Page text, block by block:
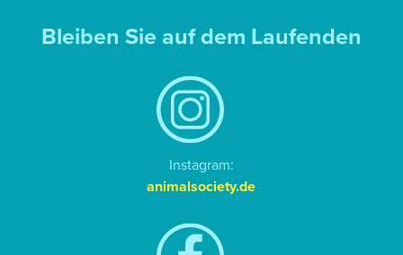
Bleiben Sie auf dem Laufenden
Instagram:
animalsociety.de